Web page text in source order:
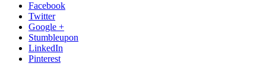
Facebook
Twitter
Google +
Stumbleupon
LinkedIn
Pinterest